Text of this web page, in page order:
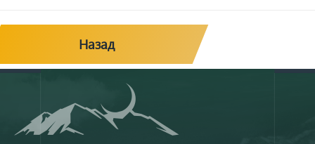
Назад